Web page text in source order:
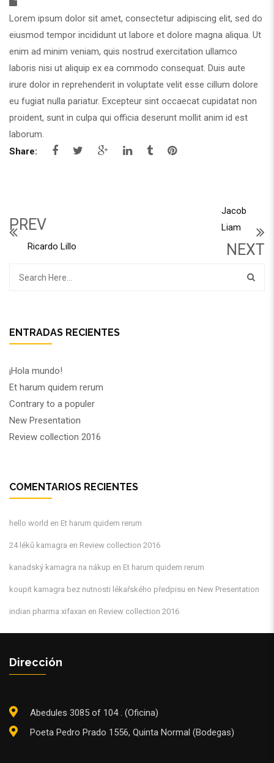
Lorem ipsum dolor sit amet, consectetur adipiscing elit, sed do
eiusmod tempor incididunt ut labore et dolore magna aliqua. Ut
enim ad minim veniam, quis nostrud exercitation ullamco
laboris nisi ut aliquip ex ea commodo consequat. Duis aute
irure dolor in reprehenderit in voluptate velit esse cillum dolore
eu fugiat nulla pariatur. Excepteur sint occaecat cupidatat non
proident, sunt in culpa qui officia deserunt mollit anim id est
laborum.
Share:
PREV
Ricardo Lillo
Jacob
Liam
NEXT
ENTRADAS RECIENTES
¡Hola mundo!
Et harum quidem rerum
Contrary to a populer
New Presentation
Review collection 2016
COMENTARIOS RECIENTES
hello world en Et harum quidem rerum
24 léků kamagra en Review collection 2016
kanadský kamagra na nákup en Et harum quidem rerum
koupit kamagra bez nutnosti lékařského předpisu en New Presentation
indian pharma xifaxan en Review collection 2016
Dirección
Abedules 3085 of 104 . (Oficina)
Poeta Pedro Prado 1556, Quinta Normal (Bodegas)